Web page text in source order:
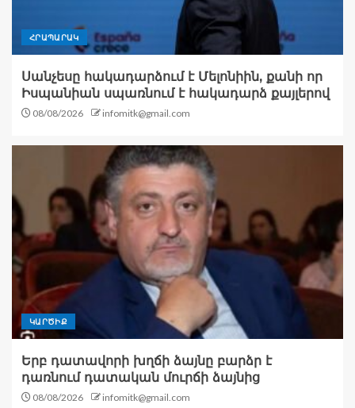
ՀՐԱՊԱՐԱԿ
Սանչեսը հակադարձում է Մելոնիին, քանի որ
Իսպանիան սպառնում է հակադարձ քայլերով
08/08/2026 infomitk@gmail.com
ԿԱՐԾԻՔ
Երբ դատավորի խղճի ձայնը բարձր է
դառնում դատական մուրճի ձայնից
08/08/2026 infomitk@gmail.com